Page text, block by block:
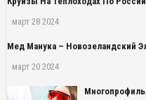
март 28 2024
Мед Манука – Новозеландский
март 20 2024